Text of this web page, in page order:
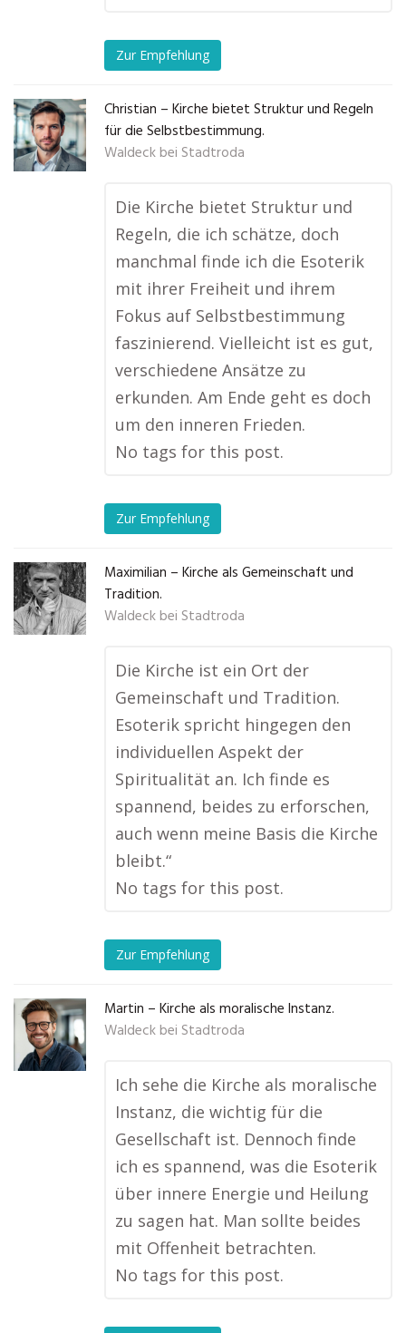
Zur Empfehlung
Christian – Kirche bietet Struktur und Regeln
für die Selbstbestimmung.
Waldeck bei Stadtroda
Die Kirche bietet Struktur und
Regeln, die ich schätze, doch
manchmal finde ich die Esoterik
mit ihrer Freiheit und ihrem
Fokus auf Selbstbestimmung
faszinierend. Vielleicht ist es gut,
verschiedene Ansätze zu
erkunden. Am Ende geht es doch
um den inneren Frieden.
No tags for this post.
Zur Empfehlung
Maximilian – Kirche als Gemeinschaft und
Tradition.
Waldeck bei Stadtroda
Die Kirche ist ein Ort der
Gemeinschaft und Tradition.
Esoterik spricht hingegen den
individuellen Aspekt der
Spiritualität an. Ich finde es
spannend, beides zu erforschen,
auch wenn meine Basis die Kirche
bleibt.“
No tags for this post.
Zur Empfehlung
Martin – Kirche als moralische Instanz.
Waldeck bei Stadtroda
Ich sehe die Kirche als moralische
Instanz, die wichtig für die
Gesellschaft ist. Dennoch finde
ich es spannend, was die Esoterik
über innere Energie und Heilung
zu sagen hat. Man sollte beides
mit Offenheit betrachten.
No tags for this post.